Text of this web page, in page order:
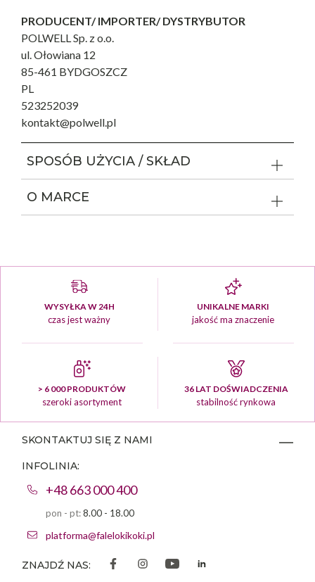
PRODUCENT/ IMPORTER/ DYSTRYBUTOR
POLWELL Sp. z o.o.
ul. Ołowiana 12
85-461 BYDGOSZCZ
PL
523252039
kontakt@polwell.pl
SPOSÓB UŻYCIA / SKŁAD
O MARCE
WYSYŁKA W 24H
czas jest ważny
UNIKALNE MARKI
jakość ma znaczenie
> 6 000 PRODUKTÓW
szeroki asortyment
36 LAT DOŚWIADCZENIA
stabilność rynkowa
SKONTAKTUJ SIĘ Z NAMI
INFOLINIA:
+48 663 000 400
pon - pt:8.00 - 18.00
platforma@falelokikoki.pl
ZNAJDŹ NAS: